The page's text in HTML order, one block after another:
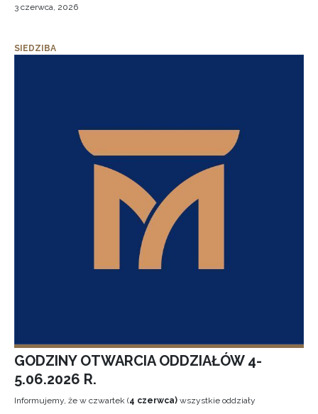
3 czerwca, 2026
SIEDZIBA
GODZINY OTWARCIA ODDZIAŁÓW 4-
5.06.2026 R.
Informujemy, że w czwartek (4 czerwca) wszystkie oddziały